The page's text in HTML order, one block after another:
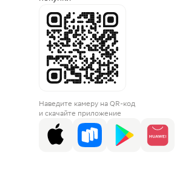
Наведите камеру на QR-код
и скачайте приложение